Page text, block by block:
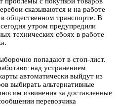
сказываются и на работе
в общественном транспорте. В
утром предупредили
технических сбоях в работе
попадают в стоп-лист.
над устранением
автоматически выйдут из
выбирать альтернативные
извинения за доставленные
перевозчика